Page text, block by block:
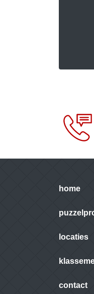
home
locaties
contact